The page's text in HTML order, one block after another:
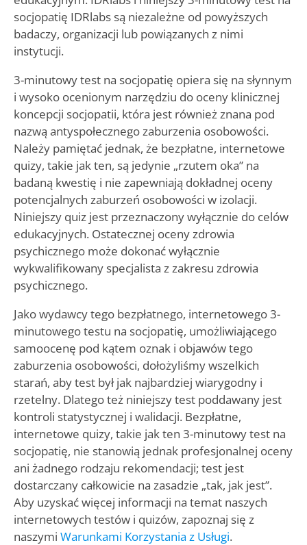
socjopatię IDRlabs są niezależne od powyższych
badaczy, organizacji lub powiązanych z nimi
instytucji.
3-minutowy test na socjopatię opiera się na słynnym
i wysoko ocenionym narzędziu do oceny klinicznej
koncepcji socjopatii, która jest również znana pod
nazwą antyspołecznego zaburzenia osobowości.
Należy pamiętać jednak, że bezpłatne, internetowe
quizy, takie jak ten, są jedynie „rzutem oka” na
badaną kwestię i nie zapewniają dokładnej oceny
potencjalnych zaburzeń osobowości w izolacji.
Niniejszy quiz jest przeznaczony wyłącznie do celów
edukacyjnych. Ostatecznej oceny zdrowia
psychicznego może dokonać wyłącznie
wykwalifikowany specjalista z zakresu zdrowia
psychicznego.
Jako wydawcy tego bezpłatnego, internetowego 3-
minutowego testu na socjopatię, umożliwiającego
samoocenę pod kątem oznak i objawów tego
zaburzenia osobowości, dołożyliśmy wszelkich
starań, aby test był jak najbardziej wiarygodny i
rzetelny. Dlatego też niniejszy test poddawany jest
kontroli statystycznej i walidacji. Bezpłatne,
internetowe quizy, takie jak ten 3-minutowy test na
socjopatię, nie stanowią jednak profesjonalnej oceny
ani żadnego rodzaju rekomendacji; test jest
dostarczany całkowicie na zasadzie „tak, jak jest”.
Aby uzyskać więcej informacji na temat naszych
internetowych testów i quizów, zapoznaj się z
naszymi Warunkami Korzystania z Usługi.